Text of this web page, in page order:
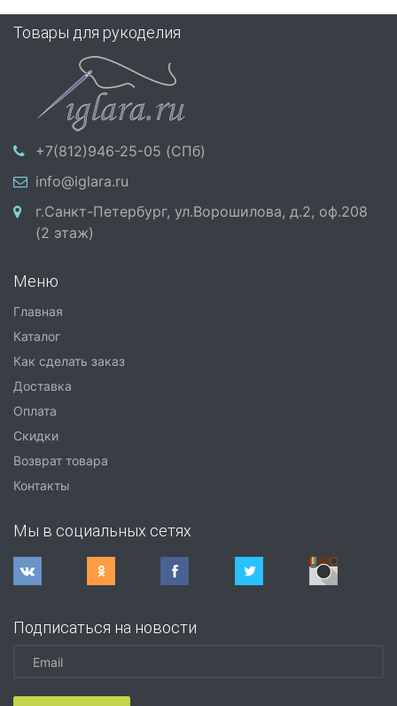
Товары для рукоделия
+7(812)946-25-05 (СПб)
info@iglara.ru
г.Санкт-Петербург, ул.Ворошилова, д.2, оф.208
(2 этаж)
Меню
Главная
Каталог
Как сделать заказ
Доставка
Оплата
Скидки
Возврат товара
Контакты
Мы в социальных сетях
Подписаться на новости